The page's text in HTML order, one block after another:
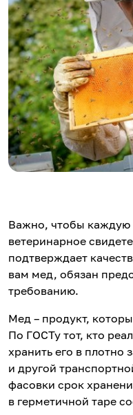
Важно, чтобы
ветеринарное
подтверждает
вам мед, обязан
требованию.
Мед – продукт,
По ГОСТу тот, кто
хранить его в плотно
и другой
фасовки срок
в герметичной таре